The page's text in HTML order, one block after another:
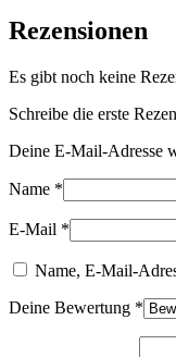
Rezensionen
Es gibt noch keine
Schreibe die erste
Deine E-Mail-Adresse
Name *
E-Mail *
Name, E-Mail-
Deine Bewertung *